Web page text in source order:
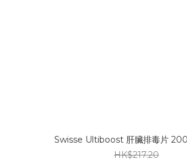
Swisse Ultiboost 肝臟排毒片
HK$217.20